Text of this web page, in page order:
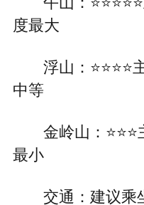
度最大
浮山：
中等
金岭山：
最小
交通：建议乘